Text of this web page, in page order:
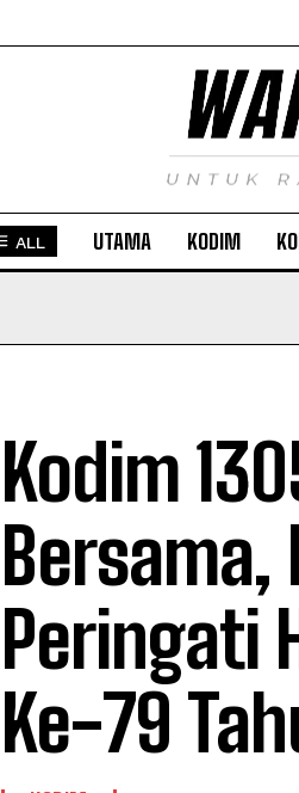
ALL UTAMA KODIM
Kodim
Bersama,
Peringati
Ke-79